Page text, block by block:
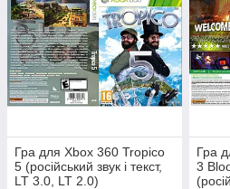
Гра для Xbox 360 Tropico
5 (російський звук і текст,
LT 3.0, LT 2.0)
Гра
3